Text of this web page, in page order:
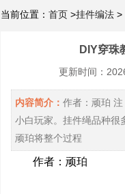
当前位置： 首页 >挂件编法 >
DIY穿珠
更新时间：
内容简介： 作者：顽珀
小白玩家。挂件绳品种很
顽珀将整个过程
作者：顽珀